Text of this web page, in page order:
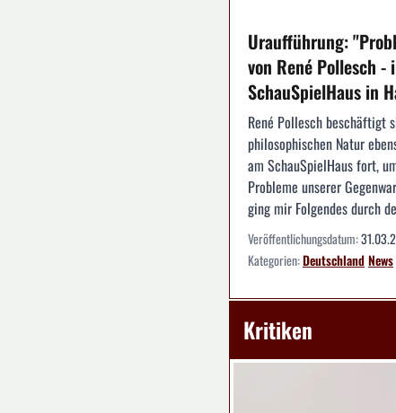
Uraufführung:
von René Pollesch -
SchauSpielHaus in
René Pollesch beschäftigt
philosophischen Natur
am SchauSpielHaus fort,
Probleme unserer
ging mir Folgendes durch
Veröffentlichungsdatum:
Kategorien:DeutschlandNews
Kritiken